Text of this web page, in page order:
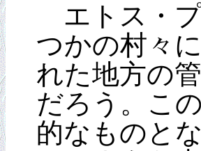
エトス・プ
つかの村々
れた地方の
だろう。こ
的なものと